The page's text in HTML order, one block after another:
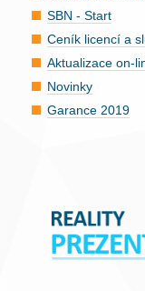
SBN - Start
Ceník licencí a
Aktualizace on-
Novinky
Garance 2019